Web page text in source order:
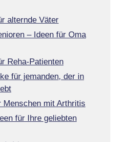
alternde Väter
– Ideen für Oma
Reha-Patienten
für jemanden, der in
Menschen mit Arthritis
für Ihre geliebten